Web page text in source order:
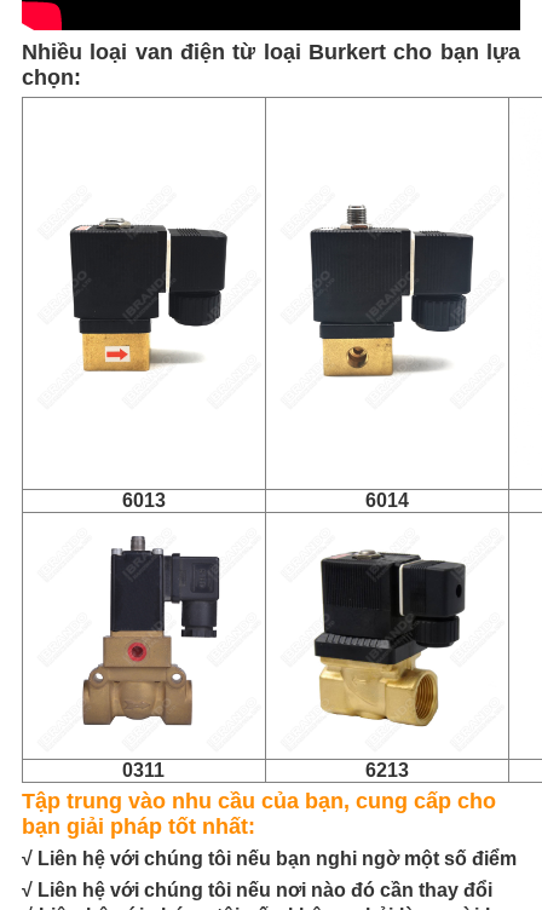
Nhiều loại van điện từ loại Burkert cho bạn lựa
chọn:
6013 6014
0311 6213
Tập trung vào nhu cầu của bạn, cung cấp cho
bạn giải pháp tốt nhất:
√ Liên hệ với chúng tôi nếu bạn nghi ngờ một số điểm
√ Liên hệ với chúng tôi nếu nơi nào đó cần thay đổi